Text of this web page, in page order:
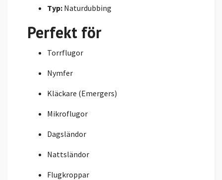
Typ: Naturdubbing
Perfekt för
Torrflugor
Nymfer
Kläckare (Emergers)
Mikroflugor
Dagsländor
Nattsländor
Flugkroppar